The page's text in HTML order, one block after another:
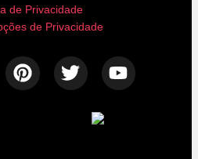
de Privacidade
de Privacidade